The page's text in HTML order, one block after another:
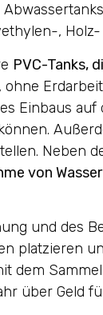
, Holz-
PVC-Tanks,
ohne
Einbaus
Neben
von
und des
platzieren
dem
über Geld